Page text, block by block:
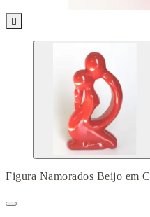

Figura Namorados Beijo em